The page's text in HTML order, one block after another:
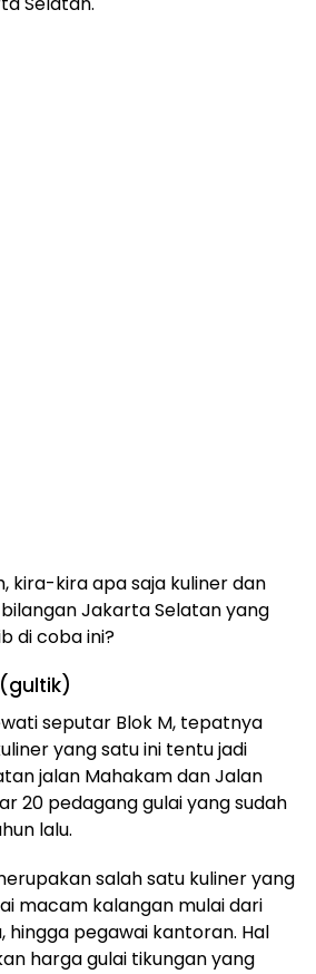
kira-kira apa saja kuliner dan
Jakarta Selatan yang
di coba ini?
(gultik)
seputar Blok M, tepatnya
yang satu ini tentu jadi
jalan Mahakam dan Jalan
20 pedagang gulai yang sudah
lalu.
salah satu kuliner yang
macam kalangan mulai dari
hingga pegawai kantoran. Hal
harga gulai tikungan yang